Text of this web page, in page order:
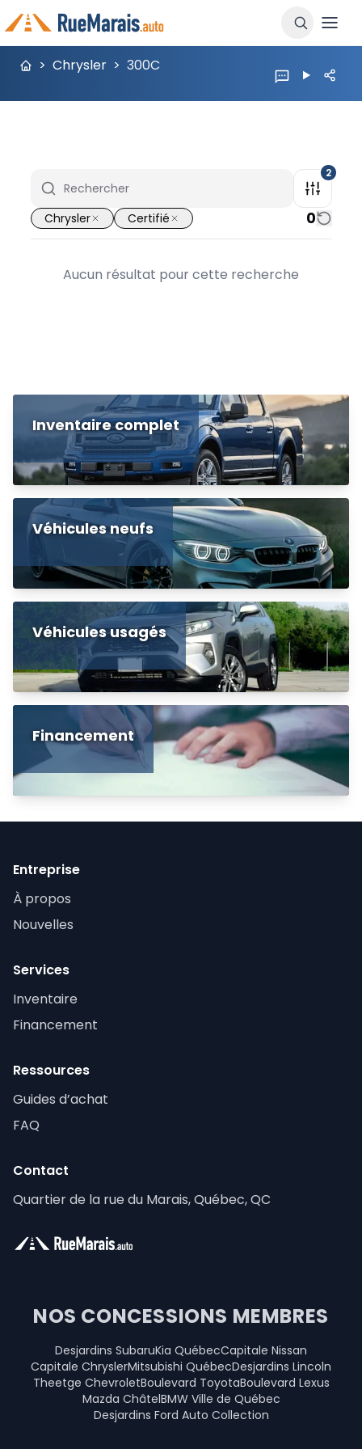
> Chrysler > 300C
2
Chrysler Certifié 0
Aucun résultat pour cette recherche
Inventaire complet
Véhicules neufs
Véhicules usagés
Financement
Entreprise
À propos
Nouvelles
Services
Inventaire
Financement
Ressources
Guides d’achat
FAQ
Contact
Quartier de la rue du Marais, Québec, QC
NOS CONCESSIONS MEMBRES
Desjardins SubaruKia QuébecCapitale Nissan
Capitale ChryslerMitsubishi QuébecDesjardins Lincoln
Theetge ChevroletBoulevard ToyotaBoulevard Lexus
Mazda ChâtelBMW Ville de Québec
Desjardins Ford Auto Collection